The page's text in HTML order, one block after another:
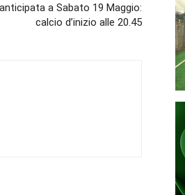
a Sabato 19 Maggio:
calcio d’inizio alle 20.45